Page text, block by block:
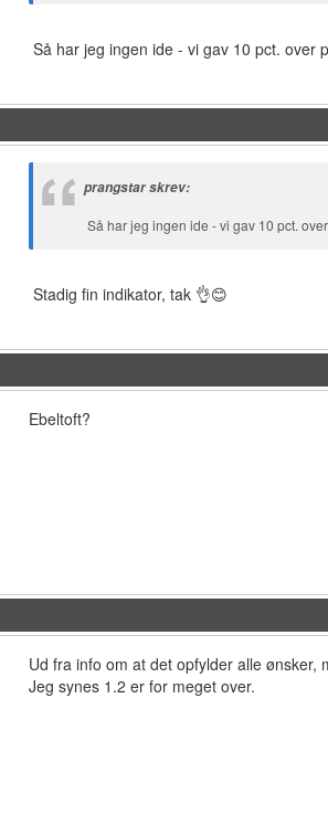
Så har jeg ingen ide - vi gav 10 pct. over
prangstar skrev:
Så har jeg ingen ide - vi gav 10 pct.
Stadig fin indikator, tak 👌😊
Ebeltoft?
Ud fra info om at det opfylder alle
Jeg synes 1.2 er for meget over.